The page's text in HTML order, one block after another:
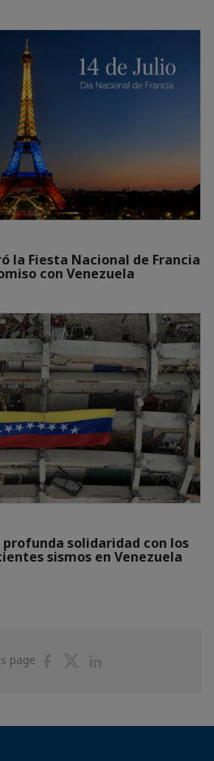
la Fiesta Nacional de Francia
con Venezuela
profunda solidaridad con los
sismos en Venezuela
page
ShareShare